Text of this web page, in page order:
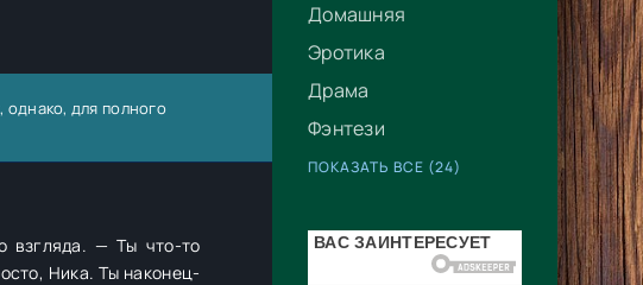
Домашняя
Эротика
Драма
Фэнтези
ПОКАЗАТЬ ВСЕ (24)
, однако, для полного
взгляда. — Ты что-то
Ника. Ты наконец-